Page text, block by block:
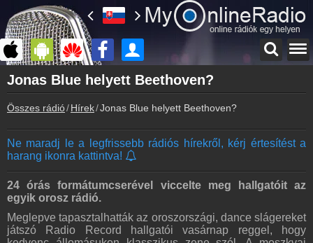
Főoldal
myonlineradio.hu
Bejelentkezés
Kapcsolat
Írj nekünk!
Partnerek
Rádiós partnerek
Rádió beágyazás
Ágyazd be weboldaladba
Jonas Blue helyett Beethoven?
Összes rádió Hírek Jonas Blue helyett Beethoven?
Ne maradj le a legfrissebb rádiós hírekről, kérj értesítést a
harang ikonra kattintva!
24 órás formátumcserével viccelte meg hallgatóit az
egyik orosz rádió.
Meglepve tapasztalhatták az oroszországi, dance slágereket
játszó Radio Record hallgatói vasárnap reggel, hogy